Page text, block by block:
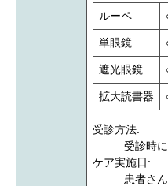
ルーペ
単眼鏡
遮光眼鏡
拡大読書器
受診方法:
受診時
ケア実施日:
患者さ